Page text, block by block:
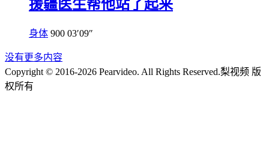
援疆医生帮他站了起来
身体 900 03′09″
没有更多内容
Copyright © 2016-2026 Pearvideo. All Rights Reserved.梨视频 版
权所有